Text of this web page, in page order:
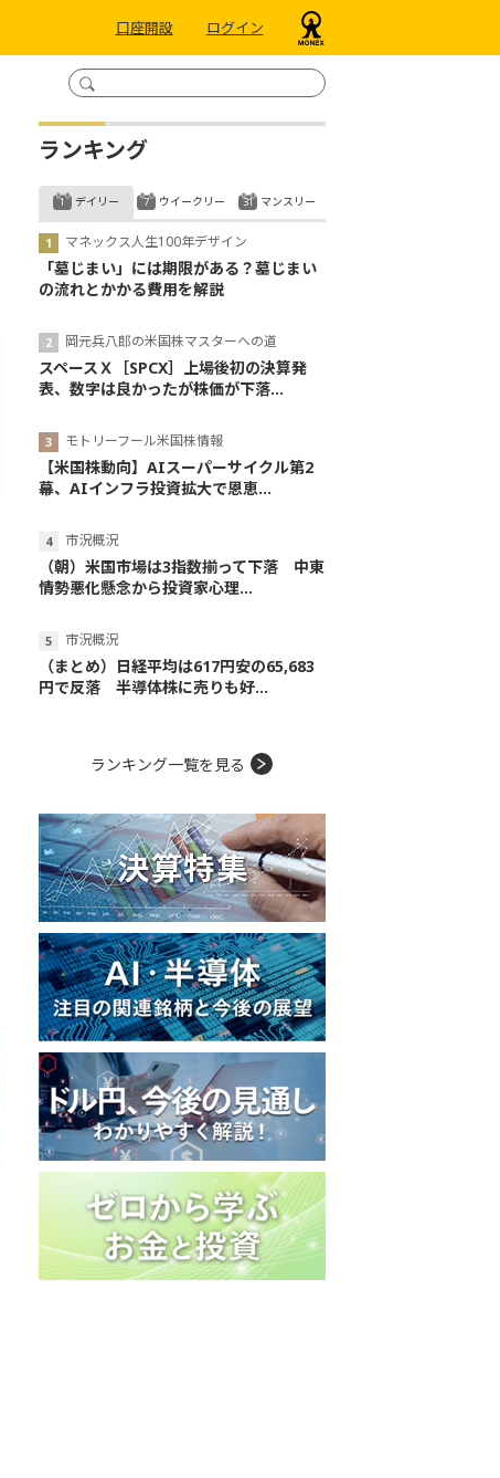
口座開設 ログイン
ランキング
デイリー
マネックス人生100年デザイン
「墓じまい」には期限がある？墓じまい
の流れとかかる費用を解説
岡元兵八郎の米国株マスターへの道
スペースＸ［SPCX］上場後初の決算発
表、数字は良かったが株価が下落...
モトリーフール米国株情報
【米国株動向】AIスーパーサイクル第2
幕、AIインフラ投資拡大で恩恵...
市況概況
（朝）米国市場は3指数揃って下落 中東
情勢悪化懸念から投資家心理...
市況概況
（まとめ）日経平均は617円安の65,683
円で反落 半導体株に売りも好...
ウイークリー マンスリー
ランキング一覧を見る